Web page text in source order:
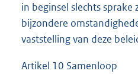
in beginsel slechts sprake
bijzondere
vaststelling van deze
Artikel 10 Samenloop